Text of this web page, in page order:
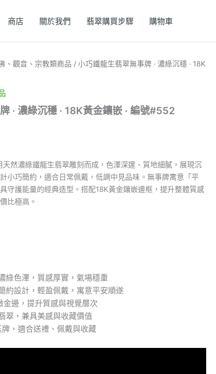
商店 關於我們 翡翠購買步驟 購物車
、觀音、宗教類商品 / 小巧鐵龍生翡翠無事牌 · 濃綠沉穩 · 18K
· 濃綠沉穩 · 18K黃金鑲嵌 · 編號#552
然濃綠鐵龍生翡翠雕刻而成，色澤深邃、質地細膩，展現沉
小巧簡約，適合日常佩戴，低調中見品味。無事牌寓意「平
守護能量的經典造型。搭配18K黃金鑲嵌邊框，提升整體質感
比極高。
綠色澤，質感厚實，氣場穩重
約設計，輕盈佩戴，寓意平安順遂
金邊，提升質感與視覺層次
翠，兼具美感與收藏價值
，適合送禮、佩戴與收藏